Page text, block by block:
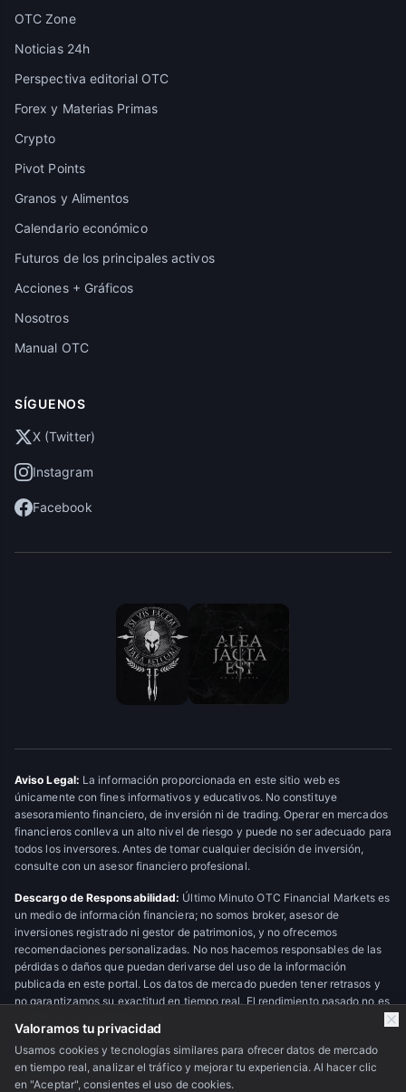
OTC Zone
Noticias 24h
Perspectiva editorial OTC
Forex y Materias Primas
Crypto
Pivot Points
Granos y Alimentos
Calendario económico
Futuros de los principales activos
Acciones + Gráficos
Nosotros
Manual OTC
SÍGUENOS
X (Twitter)
Instagram
Facebook
Aviso Legal: La información proporcionada en este sitio web es
únicamente con fines informativos y educativos. No constituye
asesoramiento financiero, de inversión ni de trading. Operar en mercados
financieros conlleva un alto nivel de riesgo y puede no ser adecuado para
todos los inversores. Antes de tomar cualquier decisión de inversión,
consulte con un asesor financiero profesional.
Descargo de Responsabilidad: Último Minuto OTC Financial Markets es
un medio de información financiera; no somos broker, asesor de
inversiones registrado ni gestor de patrimonios, y no ofrecemos
recomendaciones personalizadas. No nos hacemos responsables de las
pérdidas o daños que puedan derivarse del uso de la información
publicada en este portal. Los datos de mercado pueden tener retrasos y
no garantizamos su exactitud en tiempo real. El rendimiento pasado no es
© 2026 Último Minuto OTC Financial Markets. Todos los derechos
Valoramos tu privacidad
Usamos cookies y tecnologías similares para ofrecer datos de mercado
en tiempo real, analizar el tráfico y mejorar tu experiencia. Al hacer clic
en "Aceptar", consientes el uso de cookies.